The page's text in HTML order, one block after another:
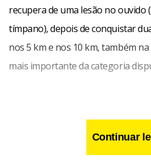
recupera de uma lesão no ouvido
tímpano), depois de conquistar
nos 5 km e nos 10 km, também
mais importante da categoria
Continuar